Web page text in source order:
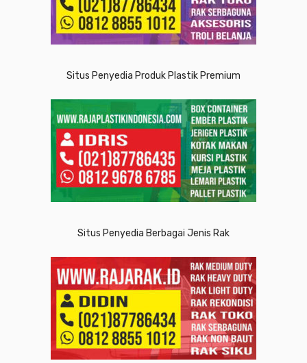
Situs Penyedia Produk Plastik Premium
Situs Penyedia Berbagai Jenis Rak